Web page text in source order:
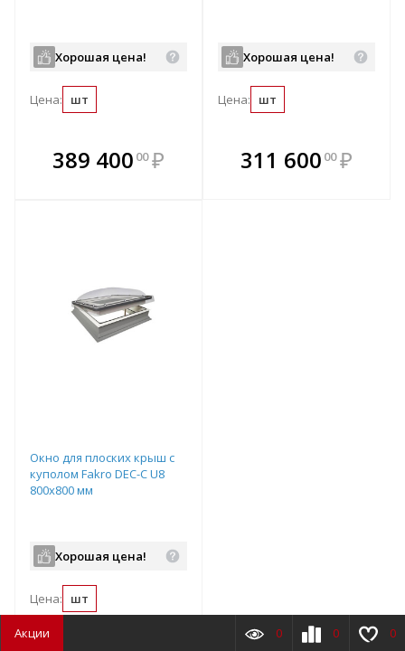
Хорошая цена!
Цена: шт
389 400 00 ₽
В комплекте
всегда выгоднее!
Хорошая цена!
Цена: шт
В комплекте
всегда выгоднее!
311 600 00 ₽
Окно для плоских крыш с
куполом Fakro DEC-C U8
800х800 мм
Хорошая цена!
Цена: шт
Акции 0 0 0